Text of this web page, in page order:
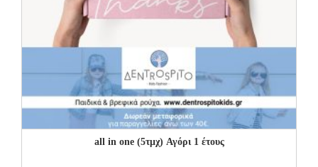
all in one (5τμχ) Αγόρι 1 έτους